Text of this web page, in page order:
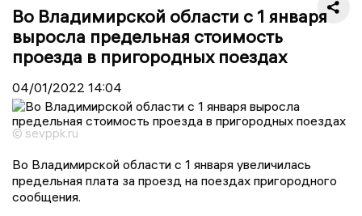
Во Владимирской области с 1 января
выросла предельная стоимость
проезда в пригородных поездах
04/01/2022 14:04
© sevppk.ru
Во Владимирской области с 1 января увеличилась
предельная плата за проезд на поездах пригородного
сообщения.